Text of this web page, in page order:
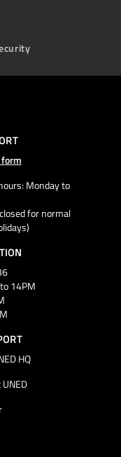
Monday to
for normal
14PM
HQ